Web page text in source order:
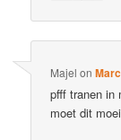
Majel on
pfff tranen in
moet dit